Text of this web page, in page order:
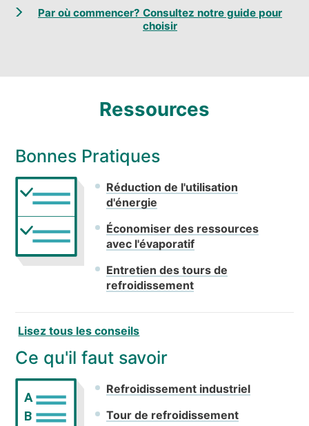
Par où commencer? Consultez notre guide pour
choisir
Ressources
Bonnes Pratiques
Réduction de l'utilisation
d'énergie
Économiser des ressources
avec l'évaporatif
Entretien des tours de
refroidissement
Lisez tous les conseils
Ce qu'il faut savoir
A
B
Refroidissement industriel
Tour de refroidissement